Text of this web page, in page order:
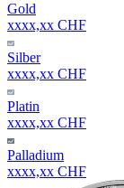
Gold
xxxx,xx CHF
Silber
xxxx,xx CHF
Platin
xxxx,xx CHF
Palladium
xxxx,xx CHF